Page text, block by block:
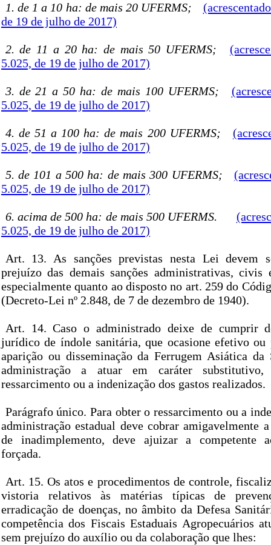
1. de 1 a 10 ha: de mais 20 UFERMS;
de 19 de julho de 2017)
2. de 11 a 20 ha: de mais 50 UFERMS;
5.025, de 19 de julho de 2017)
3. de 21 a 50 ha: de mais 100 UFERMS;
5.025, de 19 de julho de 2017)
4. de 51 a 100 ha: de mais 200 UFERMS;
5.025, de 19 de julho de 2017)
5. de 101 a 500 ha: de mais 300 UFERMS;
5.025, de 19 de julho de 2017)
6. acima de 500 ha: de mais 500 UFERMS.
5.025, de 19 de julho de 2017)
Art. 13. As sanções previstas nesta Lei devem
prejuízo das demais sanções administrativas, civis
especialmente quanto ao disposto no art. 259 do
(Decreto-Lei nº 2.848, de 7 de dezembro de 1940).
Art. 14. Caso o administrado deixe de cumprir
jurídico de índole sanitária, que ocasione efetivo ou
aparição ou disseminação da Ferrugem Asiática da
administração a atuar em caráter
ressarcimento ou a indenização dos gastos realizados.
Parágrafo único. Para obter o ressarcimento ou a
administração estadual deve cobrar amigavelmente
de inadimplemento, deve ajuizar a competente
forçada.
Art. 15. Os atos e procedimentos de controle,
vistoria relativos às matérias típicas de
erradicação de doenças, no âmbito da Defesa
competência dos Fiscais Estaduais Agropecuários
sem prejuízo do auxílio ou da colaboração que lhes: